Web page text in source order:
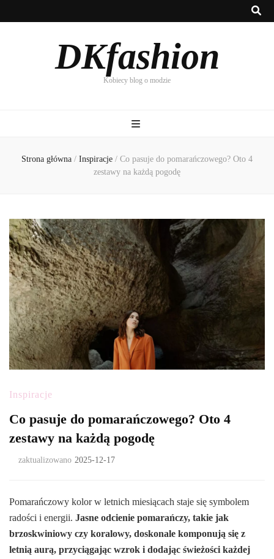
DKfashion
Kobiecy blog o modzie
Strona główna / Inspiracje / Co pasuje do pomarańczowego? Oto 4
zestawy na każdą pogodę
Inspiracje
Co pasuje do pomarańczowego? Oto 4
zestawy na każdą pogodę
zaktualizowano 2025-12-17
Pomarańczowy kolor w letnich miesiącach staje się symbolem
radości i energii. Jasne odcienie pomarańczy, takie jak
brzoskwiniowy czy koralowy, doskonale komponują się z
letnią aurą, przyciągając wzrok i dodając świeżości każdej